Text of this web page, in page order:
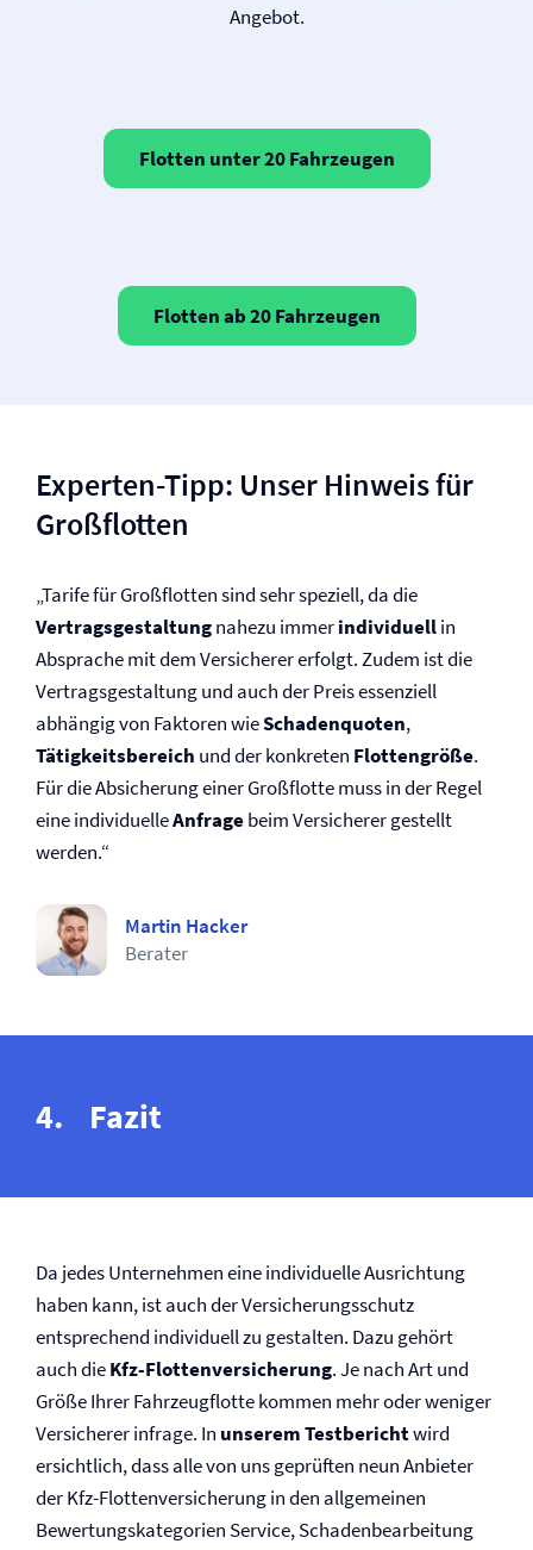
Angebot.
Flotten unter 20 Fahrzeugen
Flotten ab 20 Fahrzeugen
Experten-Tipp: Unser Hinweis für
Großflotten
„Tarife für Großflotten sind sehr speziell, da die
Vertragsgestaltungnahezu immerindividuellin
Absprache mit dem Versicherer erfolgt. Zudem ist die
Vertragsgestaltung und auch der Preis essenziell
abhängig von Faktoren wieSchadenquoten,
Tätigkeitsbereich und der konkreten Flottengröße.
Für die Absicherung einer Großflotte muss in der Regel
eine individuelleAnfragebeim Versicherer gestellt
werden.“
Martin Hacker
Berater
Fazit
Da jedes Unternehmen eine individuelle Ausrichtung
haben kann, ist auch der Versicherungsschutz
entsprechend individuell zu gestalten. Dazu gehört
auch dieKfz-Flotten­versicherung. Je nach Art und
Größe Ihrer Fahrzeugflotte kommen mehr oder weniger
Versicherer infrage. In unserem Testberichtwird
ersichtlich, dass alle von uns geprüften neun Anbieter
der Kfz-Flotten­versicherung in den allgemeinen
Bewertungskategorien Service, Schadenbearbeitung